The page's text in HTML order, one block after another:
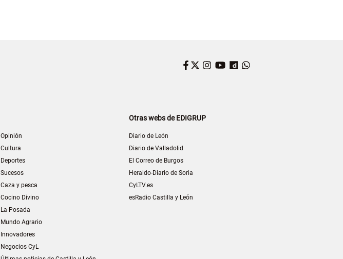
Facebook
Twitter
Instagram
YouTube
Dailymotion
Opinión
Cultura
Deportes
Sucesos
Caza y pesca
Cocino Divino
La Posada
Mundo Agrario
Innovadores
Negocios CyL
Otras webs de EDIGRUP
Diario de León
Diario de Valladolid
El Correo de Burgos
Heraldo-Diario de Soria
CyLTV.es
esRadio Castilla y León